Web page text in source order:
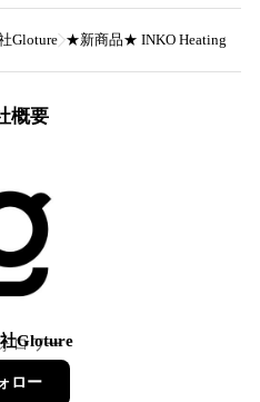
Gloture ★新商品★ INKO Heating Mat
概要
Gloture
ロワー
ロー